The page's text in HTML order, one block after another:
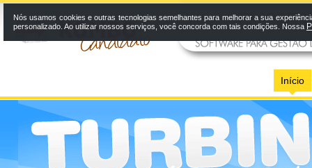
Início
Nós usamos cookies e outras tecnologias semelhantes para melhorar a sua
personalizado. Ao utilizar nossos serviços, você concorda com tais condições. Nossa